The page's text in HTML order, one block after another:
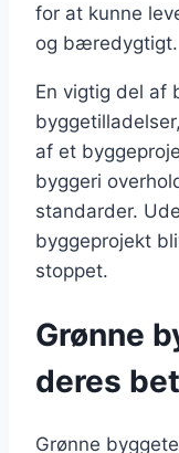
for at kunne
og bæredygtigt.
En vigtig del af
af et
byggeri
standarder.
byggeprojekt
stoppet.
Grønne
deres
Grønne